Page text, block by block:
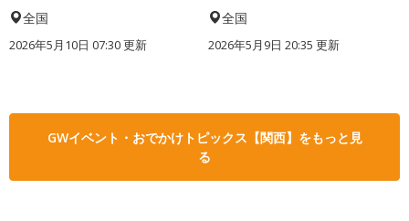
全国
2026年5月10日 07:30 更新
全国
2026年5月9日 20:35 更新
GWイベント・おでかけトピックス【関西】をもっと見
る